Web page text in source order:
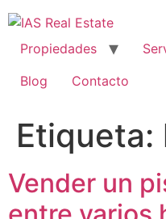
Propiedades
Blog
Contacto
Etiqueta:
Vender un